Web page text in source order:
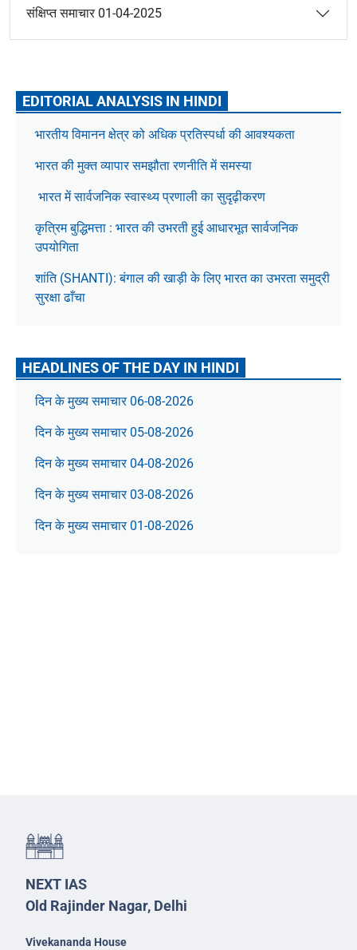
संक्षिप्त समाचार 01-04-2025
EDITORIAL ANALYSIS IN HINDI
भारतीय विमानन क्षेत्र को अधिक प्रतिस्पर्धा की आवश्यकता
भारत की मुक्त व्यापार समझौता रणनीति में समस्या
भारत में सार्वजनिक स्वास्थ्य प्रणाली का सुदृढ़ीकरण
कृत्रिम बुद्धिमत्ता : भारत की उभरती हुई आधारभूत सार्वजनिक
उपयोगिता
शांति (SHANTI): बंगाल की खाड़ी के लिए भारत का उभरता समुद्री
सुरक्षा ढाँचा
HEADLINES OF THE DAY IN HINDI
दिन के मुख्य समाचार 06-08-2026
दिन के मुख्य समाचार 05-08-2026
दिन के मुख्य समाचार 04-08-2026
दिन के मुख्य समाचार 03-08-2026
दिन के मुख्य समाचार 01-08-2026
NEXT IAS
Old Rajinder Nagar, Delhi
Vivekananda House